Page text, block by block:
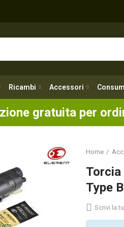
Ricambi Accessori
gratuita per
Home
Type
Scrivi la